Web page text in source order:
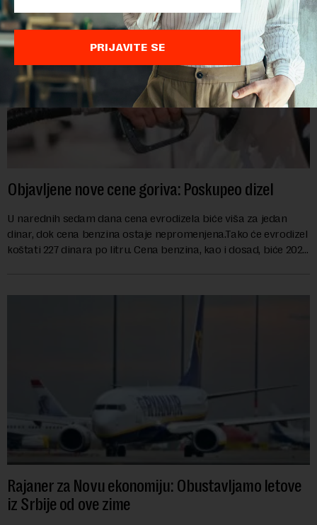
Objavljene nove cene goriva: Poskupeo dizel
U narednih sedam dana cena evrodizela biće viša za jedan
dinar, dok cena benzina ostaje nepromenjena.Tako će evrodizel
koštati 227 dinara po litru. Cena benzina, kao i dosad, biće 202
Rajaner za Novu ekonomiju: Obustavljamo letove
iz Srbije od ove zime
PRIJAVITE SE